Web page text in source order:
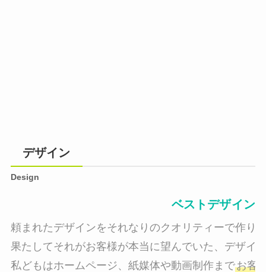
デザイン
Design
ベストデザイン
頼まれたデザインをそれなりのクオリティーで作り
果たしてそれがお客様が本当に望んでいた、デザイ
私どもはホームページ、紙媒体や動画制作までお客